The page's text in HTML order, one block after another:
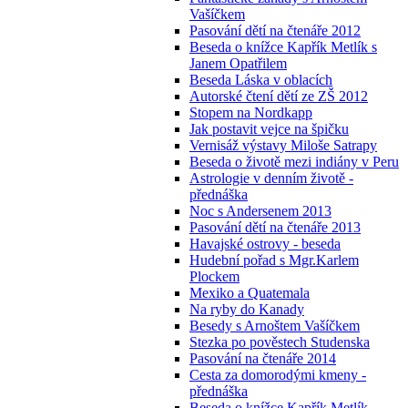
Vašíčkem
Pasování dětí na čtenáře 2012
Beseda o knížce Kapřík Metlík s
Janem Opatřilem
Beseda Láska v oblacích
Autorské čtení dětí ze ZŠ 2012
Stopem na Nordkapp
Jak postavit vejce na špičku
Vernisáž výstavy Miloše Satrapy
Beseda o životě mezi indiány v Peru
Astrologie v denním životě -
přednáška
Noc s Andersenem 2013
Pasování dětí na čtenáře 2013
Havajské ostrovy - beseda
Hudební pořad s Mgr.Karlem
Plockem
Mexiko a Quatemala
Na ryby do Kanady
Besedy s Arnoštem Vašíčkem
Stezka po pověstech Studenska
Pasování na čtenáře 2014
Cesta za domorodými kmeny -
přednáška